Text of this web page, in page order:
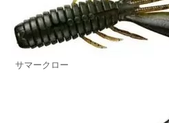
サマークロー